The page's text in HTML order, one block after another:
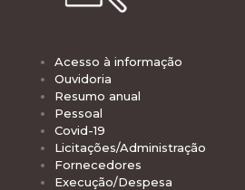
Acesso à informação
Ouvidoria
Resumo anual
Pessoal
Covid-19
Licitações/Administração
Fornecedores
Execução/Despesa